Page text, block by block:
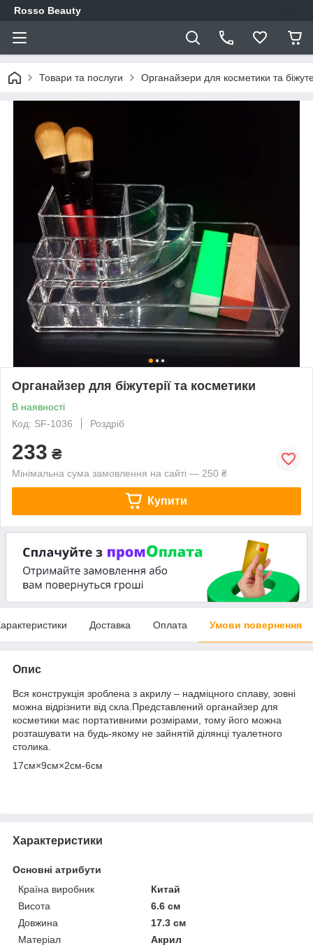
Rosso Beauty
Товари та послуги Органайзери для косметики та
Органайзер для біжутерії та косметики
В наявності
Код: SF-1036
Роздріб
233 ₴
Мінімальна сума замовлення на сайті — 250 ₴
Купити
Доставка Оплата Умови повернення
Опис
Вся конструкція зроблена з акрилу – надміцного сплаву, зовні
можна відрізнити від скла.Представлений органайзер для
косметики має портативними розмірами, тому його можна
розташувати на будь-якому не зайнятій ділянці туалетного
столика.
17см×9см×2см-6см
Характеристики
Основні атрибути
Країна виробник
Китай
Висота
6.6 см
Довжина
17.3 см
Матеріал
Акрил